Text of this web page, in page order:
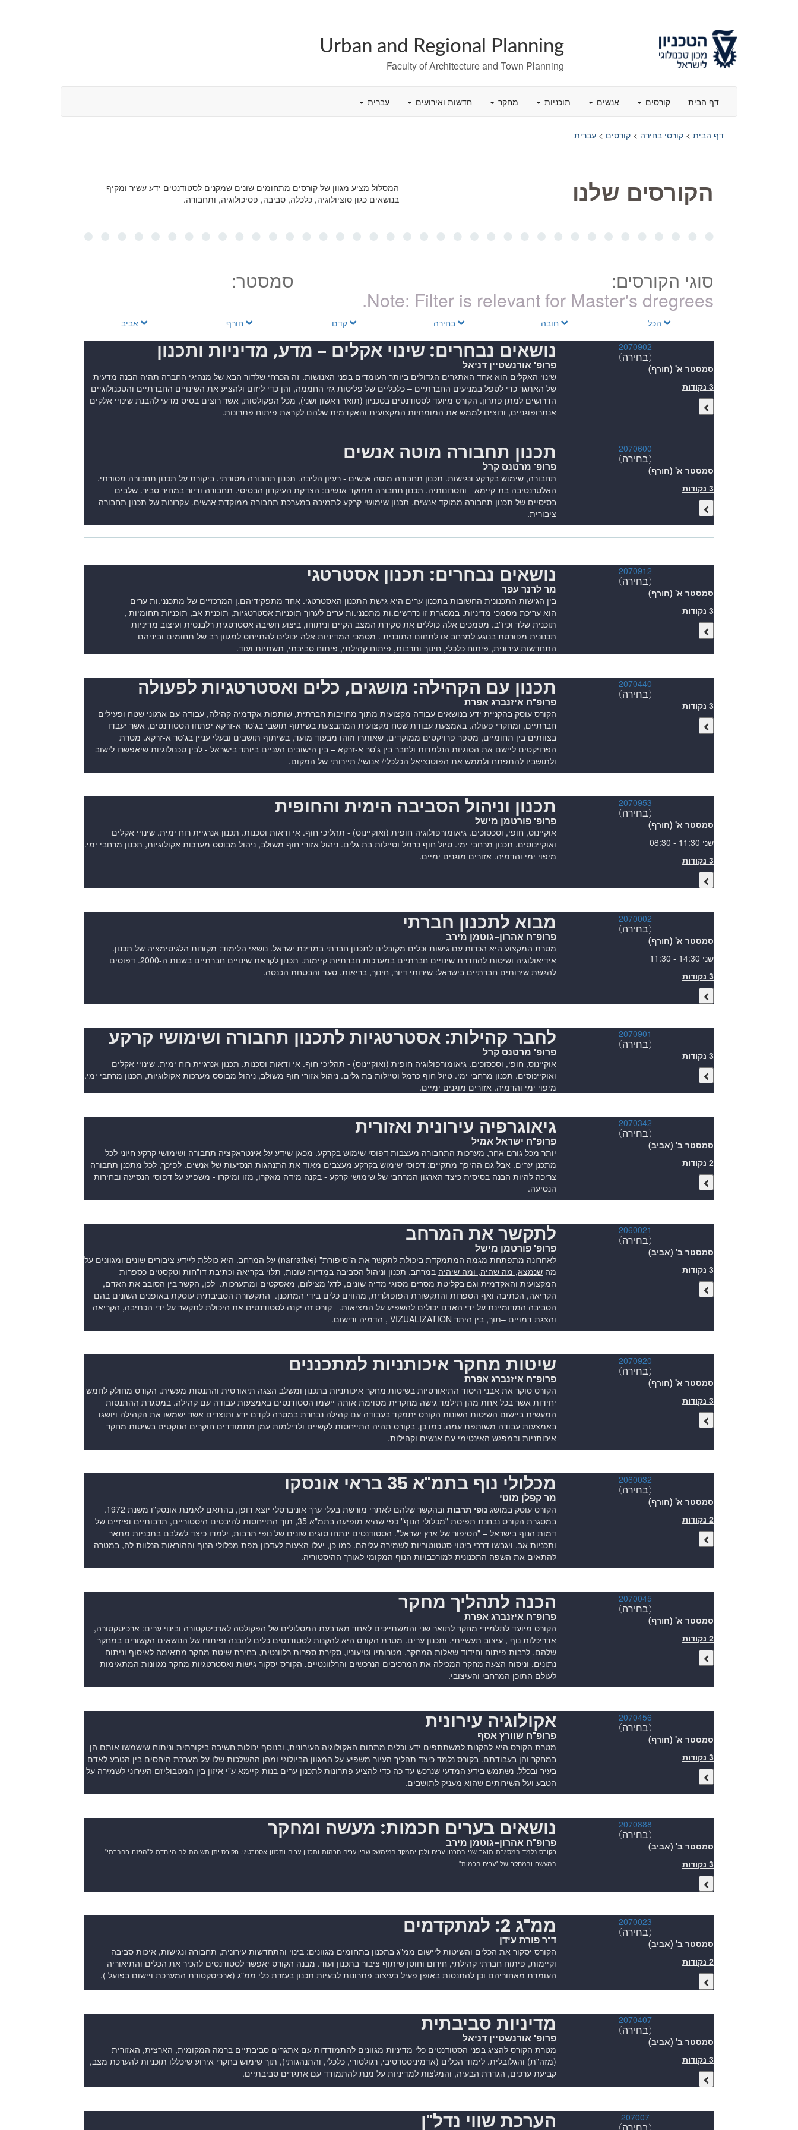
Urban and Regional Planning
Faculty of Architecture and Town Planning
דף הבית קורסים אנשים תוכניות מחקר חדשות ואירועים עברית
דף הבית > קורסי בחירה > קורסים > עברית
הקורסים שלנו
המסלול מציע מגוון של קורסים מתחומים שונים שמקנים לסטודנטים ידע עשיר ומקיף
בנושאים כגון סוציולוגיה, כלכלה, סביבה, פסיכולוגיה, ותחבורה.
סוגי הקורסים:
Note: Filter is relevant for Master's dregrees.
סמסטר:
הכל חובה בחירה קדם חורף
אביב
2070902
(בחירה)
סמסטר א' (חורף)
3 נקודות
נושאים נבחרים: שינוי אקלים - מדע, מדיניות ותכנון
פרופ' אורנשטיין דניאל
שינוי האקלים הוא אחד האתגרים הגדולים ביותר העומדים בפני האנושות. זה הכרחי שלדור הבא של מנהיגי החברה תהיה הבנה מדעית
של האתגר כדי לטפל במניעים החברתיים – כלכליים של פליטות גזי החממה, והן כדי ליזום ולהציע את השינויים החברתיים והטכנולוגיים
הדרושים למתן פתרון. הקורס מיועד לסטודנטים בטכניון (תואר ראשון ושני), מכל הפקולטות, אשר רוצים בסיס מדעי להבנת שינויי אלקים
אנתרופוגניים, ורוצים לממש את המומחיות המקצועית והאקדמית שלהם לקראת פיתוח פתרונות.
2070600
(בחירה)
סמסטר א' (חורף)
3 נקודות
תכנון תחבורה מוטה אנשים
פרופ' מרטנס קרל
תחבורה, שימוש בקרקע ונגישות. תכנון תחבורה מוטה אנשים - רעיון הליבה. תכנון תחבורה מסורתי. ביקורת על תכנון תחבורה מסורתי.
האלטרנטיבה בת-קיימא - וחסרונותיה. תכנון תחבורה ממוקד אנשים: הצדקת העיקרון הבסיסי. תחבורה ודיור במחיר סביר. שלבים
בסיסיים של תכנון תחבורה ממוקד אנשים. תכנון שימושי קרקע לתמיכה במערכת תחבורה ממוקדת אנשים. עקרונות של תכנון תחבורה
ציבורית.
2070912
(בחירה)
סמסטר א' (חורף)
3 נקודות
נושאים נבחרים: תכנון אסטרטגי
מר לרנר עפר
בין הגישות התכנונית החשובות בתכנון ערים היא גישת התכנון האסטרטגי. אחד מתפקידיהם.ן המרכזיים של מתכנני.ות ערים
הוא עריכת מסמכי מדיניות. במסגרת זו נדרשים.ות מתכנני.ות ערים לערוך תוכניות אסטרטגיות, תוכנית אב, תוכניות תחומיות ,
תוכנית שלד וכיו"ב. מסמכים אלה כוללים את סקירת המצב הקיים וניתוחו, ביצוע חשיבה אסטרטגית רלבנטית ועיצוב מדיניות
תכנונית מפורטת בנוגע למרחב או לתחום התוכנית . מסמכי המדיניות אלה יכולים להתייחס למגוון רב של תחומים וביניהם
התחדשות עירונית, פיתוח כלכלי, חינוך ותרבות, פיתוח קהילתי, פיתוח סביבתי, תשתיות ועוד.
2070440
(בחירה)
3 נקודות
תכנון עם הקהילה: מושגים, כלים ואסטרטגיות לפעולה
פרופ"ח איזנברג אפרת
הקורס עוסק בהקניית ידע בנושאים עבודה מקצועית מתוך מחויבות חברתית, שותפות אקדמיה קהילה, עבודה עם ארגוני שטח ופעילים
חברתיים, ומחקרי פעולה. באמצעת עבודת שטח מקצועית המתבצעת בשיתוף תושבי בג'סר א-זרקא יפתחו הסטודנטים, אשר יעבדו
בצוותים בין תחומיים, מספר פרויקטים ממוקדים, שאותרו וזוהו מבעוד מועד, בשיתוף תושבים ובעלי עניין בג'סר א-זרקא. מטרת
הפרויקטים ליישם את הסוגיות הנלמדות ולחבר בין ג'סר א-זרקא – בין הישובים העניים ביותר בישראל - לבין טכנולוגיות שיאפשרו לישוב
ולתושביו להתפתח ולממש את הפוטנציאל הכלכלי/ אנושי/ תיירותי של המקום.
2070953
(בחירה)
סמסטר א' (חורף)
שני 11:30 - 08:30
3 נקודות
תכנון וניהול הסביבה הימית והחופית
פרופ' פורטמן מישל
אוקיינוס, חופי, וסכסוכים. גיאומורפולוגיה חופית (ואוקיינוס) - תהליכי חוף. אי ודאות וסכנות. תכנון אנרגיית רוח ימית. שינויי אקלים
ואוקיינוסים. תכנון מרחבי ימי. טיול חוף כרמל וטיילות בת גלים. ניהול אזורי חוף משולב, ניהול מבוסס מערכות אקולוגיות, תכנון מרחבי ימי.
מיפוי ימי והדמיה. אזורים מוגנים ימיים.
2070002
(בחירה)
סמסטר א' (חורף)
שני 14:30 - 11:30
3 נקודות
מבוא לתכנון חברתי
פרופ"ח אהרון-גוטמן מירב
מטרת המקצוע היא הכרות עם גישות וכלים מקובלים לתכנון חברתי במדינת ישראל. נושאי הלימוד: מקורות הלגיטימציה של תכנון.
אידיאולוגיה ושיטות להחדרת שינויים חברתיים במערכות חברתיות קיימות. תכנון לקראת שינויים חברתיים בשנות ה-2000. דפוסים
להגשת שירותים חברתיים בישראל: שירותי דיור, חינוך, בריאות, סעד והבטחת הכנסה.
2070901
(בחירה)
3 נקודות
לחבר קהילות: אסטרטגיות לתכנון תחבורה ושימושי קרקע
פרופ' מרטנס קרל
אוקיינוס, חופי, וסכסוכים. גיאומורפולוגיה חופית (ואוקיינוס) - תהליכי חוף. אי ודאות וסכנות. תכנון אנרגיית רוח ימית. שינויי אקלים
ואוקיינוסים. תכנון מרחבי ימי. טיול חוף כרמל וטיילות בת גלים. ניהול אזורי חוף משולב, ניהול מבוסס מערכות אקולוגיות, תכנון מרחבי ימי.
מיפוי ימי והדמיה. אזורים מוגנים ימיים.
2070342
(בחירה)
סמסטר ב' (אביב)
2 נקודות
גיאוגרפיה עירונית ואזורית
פרופ"ח ישראל אמיל
יותר מכל גורם אחר, מערכות התחבורה מעצבות דפוסי שימוש בקרקע. מכאן שידע על אינטראקציה תחבורה ושימושי קרקע חיוני לכל
מתכנן ערים. אבל גם ההיפך מתקיים: דפוסי שימוש בקרקע מעצבים מאוד את התנהגות הנסיעות של אנשים. לפיכך, לכל מתכנן תחבורה
צריכה להיות הבנה בסיסית כיצד הארגון המרחבי של שימושי קרקע - בקנה מידה מאקרו, מזו ומיקרו - משפיע על דפוסי הנסיעה ובחירות
הנסיעה.
2060021
(בחירה)
סמסטר ב' (אביב)
3 נקודות
לתקשר את המרחב
פרופ' פורטמן מישל
לאחרונה מתפתחת מגמה המתמקדת ביכולת לתקשר את ה"סיפורת" (narrative) על המרחב. היא כוללת ליידע ציבורים שונים ומגוונים על
מה שנמצא, מה שהיה, ומה שיהיה במרחב. תכנון וניהול הסביבה במֶדיות שונות, תלוי בקריאה וכתיבת דו"חות וטקסטים כספרות
המקצועית והאקדמית וגם בקליטת מסרים מסוגי מדיה שונים, לדג' מצילום, מאסקטים ומתערכות. לכן, הקשר בין הסובב את האדם,
הקריאה, הכתיבה ואף הספרות והתקשורת הפופולרית, מהווים כלים בידי המתכנן. התקשורת הסביבתית עוסקת באופנים השונים בהם
הסביבה המדומיינת על ידי האדם יכולים להשפיע על המציאות. קורס זה יקנה לסטודנטים את היכולת לתקשר על ידי הכתיבה, הקריאה
והצגת דמויים –תוך, בין היתר VIZUALIZATION , הדמיה ורישום.
2070920
(בחירה)
סמסטר א' (חורף)
3 נקודות
שיטות מחקר איכותניות למתכננים
פרופ"ח איזנברג אפרת
הקורס סוקר את אבני היסוד התיאורטיות בשיטות מחקר איכותניות בתכנון ומשלב הצגה תיאורטית והתנסות מעשית. הקורס מחולק לחמש
יחידות אשר בכל אחת מהן תילמד גישה מחקרית מסוימת אותה יישמו הסטודנטים באמצעות עבודה עם קהילה. במסגרת ההתנסות
המעשית ביישום השיטות השונות הקורס יתמקד בעבודה עם קהילה נבחרת במטרה לקדם ידע ותוצרים אשר ישמשו את הקהילה ויושגו
באמצעות עבודה משותפת עמה. כמו כן, בקורס תהיה התייחסות לקשיים ולדילמות עמן מתמודדים חוקרים הנוקטים בשיטות מחקר
איכותניות ובמפגש האינטימי עם אנשים וקהילות.
2060032
(בחירה)
סמסטר א' (חורף)
2 נקודות
מכלולי נוף בתמ"א 35 בראי אונסקו
מר קפלן מוטי
הקורס עוסק במושג נופי תרבות
ובהקשר שלהם לאתרי מורשת בעלי ערך אוניברסלי יוצא דופן, בהתאם לאמנת אונסק"ו משנת 1972.
במסגרת הקורס נבחנת תפיסת "מכלולי הנוף" כפי שהיא מופיעה בתמ"א 35, תוך התייחסות להיבטים היסטוריים, תרבותיים ופיזיים של
דמות הנוף בישראל – "הסיפור של ארץ ישראל". הסטודנטים ינתחו סוגים שונים של נופי תרבות, ילמדו כיצד לשלבם בתכניות מתאר
ותכניות אב, ויגבשו דרכי ביטוי סטטוטוריות לשמירה עליהם. כמו כן, יעלו הצעות לעדכון מפת מכלולי הנוף וההוראות הנלוות לה, במטרה
להתאים את השפה התכנונית למורכבויות הנוף המקומי לאורך ההיסטוריה.
2070045
(בחירה)
סמסטר א' (חורף)
2 נקודות
הכנה לתהליך מחקר
פרופ"ח איזנברג אפרת
הקורס מיועד לתלמידי מחקר לתואר שני והמשתייכים לאחד מארבעת המסלולים של הפקולטה לארכיטקטורה ובינוי ערים: ארכיטקטורה,
אדריכלות נוף , עיצוב תעשייתי, ותכנון ערים. מטרת הקורס היא להקנות לסטודנטים כלים להבנה ופיתוח של הנושאים הקשורים במחקר
שלהם, לרבות פיתוח וחידוד שאלות המחקר, מטרותיו וטיעוניו, סקירת ספרות רלוונטית, בחירת שיטת מחקר מתאימה לאיסוף וניתוח
נתונים, וניסוח הצעה מחקר המכילה את המרכיבים הנרכשים והרלוונטיים. הקורס יסקור גישות ואסטרטגיות מחקר מגוונות המתאימות
לעולם התוכן המרחבי והעיצובי.
2070456
(בחירה)
סמסטר א' (חורף)
3 נקודות
אקולוגיה עירונית
פרופ"ח שוורץ אסף
מטרת הקורס היא להקנות למשתתפים ידע וכלים מתחום האקולוגיה העירונית, ובנוסף יכולות חשיבה ביקורתית וניתוח שישמשו אותם הן
במחקר והן בעבודתם. בקורס נלמד כיצד תהליך העיור משפיע על המגוון הביולוגי ומהן ההשלכות שלו על מערכת היחסים בין הטבע לאדם
בעיר ובכלל. נשתמש בידע המדעי שנרכש עד כה כדי להציע פתרונות לתכנון ערים בנות-קיימא ע"י איזון בין המטבוליזם העירוני לשמירה על
הטבע ועל השירותים שהוא מעניק לתושבים.
2070888
(בחירה)
סמסטר ב' (אביב)
3 נקודות
נושאים בערים חכמות: מעשה ומחקר
פרופ"ח אהרון-גוטמן מירב
הקורס נלמד במסגרת תואר שני בתכנון ערים ולכן יתמקד במימשק שבין ערים חכמות ותכנון ערים ותכנון אסטרטגי הקורס יתן תשומת לב מיוחדת ל"מפנה החברתי"
במעשה ובמחקר של "ערים חכמות". ​
2070023
(בחירה)
סמסטר ב' (אביב)
2 נקודות
ממ"ג 2: למתקדמים
ד"ר פורת עידן
הקורס יסקור את הכלים והשיטות ליישום ממ"ג בתכנון בתחומים מגוונים: בינוי והתחדשות עירונית, תחבורה ונגישות, איכות סביבה
וקיימות, פיתוח חברתי קהילתי, חירום וחוסן שיתוף ציבור בתכנון ועוד. מבנה הקורס יאפשר לסטודנטים להכיר את הכלים והתיאוריה
העומדת מאחוריהם וכן להתנסות באופן פעיל בעיצוב פתרונות לבעיות תכנון בעזרת כלי ממ"ג (ארכיטקטורת המערכת ויישום בפועל ).
2070407
(בחירה)
סמסטר ב' (אביב)
3 נקודות
מדיניות סביבתית
פרופ' אורנשטיין דניאל
מטרת הקורס להציג בפני הסטודנטים כלי מדיניות מגוונים להתמודדות עם אתגרים סביבתיים ברמה המקומית, הארצית, האזורית
(מזה"ת) והגלובלית. לימוד הכלים (אדמיניסטרטיבי, רגולטורי, כלכלי, והתנהגותי), תוך שימוש בחקרי אירוע שיכללו תוכניות להערכת מצב,
קביעת ערכים, הגדרת הבעיה, והמלצות למדיניות על מנת להתמודד עם אתגרים סביבתיים.
207007 הערכת שווי נדל"ן